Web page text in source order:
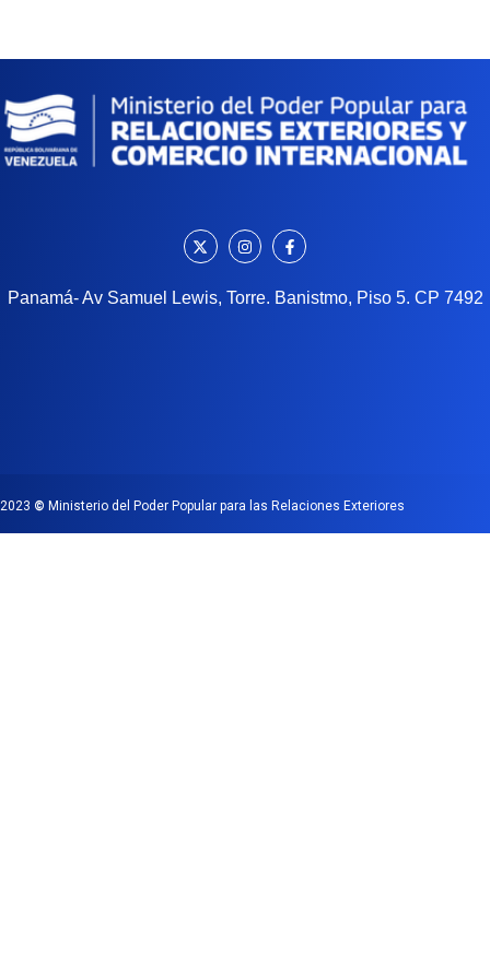
Panamá- Av Samuel Lewis, Torre. Banistmo, Piso 5. CP 7492
2023 © Ministerio del Poder Popular para las Relaciones Exteriores